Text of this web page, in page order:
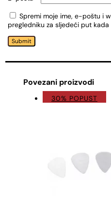
Spremi moje ime, e-poštu i
pregledniku za sljedeći put
Submit
Povezani proizvodi
30% POPUST